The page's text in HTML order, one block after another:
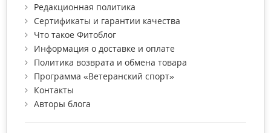
Редакционная политика
Сертификаты и гарантии качества
Что такое Фитоблог
Информация о доставке и оплате
Политика возврата и обмена товара
Программа «Ветеранский спорт»
Контакты
Авторы блога